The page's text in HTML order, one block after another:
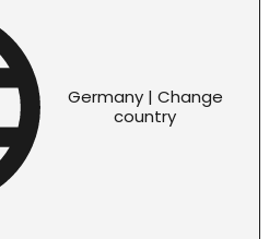
Germany | Change
country